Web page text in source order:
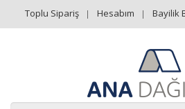
Toplu Sipariş Hesabım Bayilik